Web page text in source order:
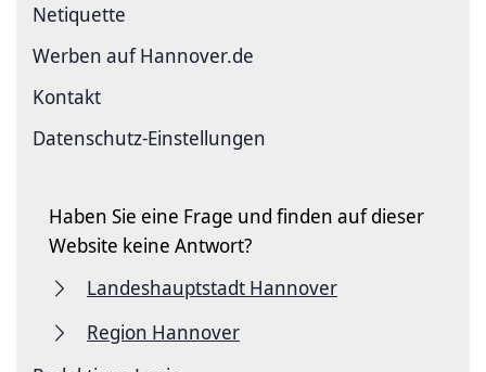
Netiquette
Werben auf Hannover.de
Kontakt
Datenschutz-Einstellungen
Haben Sie eine Frage und finden auf dieser
Website keine Antwort?
Landeshauptstadt Hannover
Region Hannover